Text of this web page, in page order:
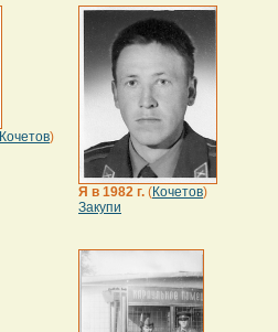
Кочетов)
Я в 1982 г. (Кочетов)
Закупи